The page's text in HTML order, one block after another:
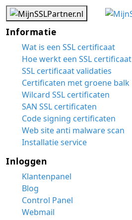
Informatie
Wat is een SSL certificaat
Hoe werkt een SSL certificaat
SSL certificaat validaties
Certificaten met groene balk
Wilcard SSL certificaten
SAN SSL certificaten
Code signing certificaten
Web site anti malware scan
Installatie service
Inloggen
Klantenpanel
Blog
Control Panel
Webmail